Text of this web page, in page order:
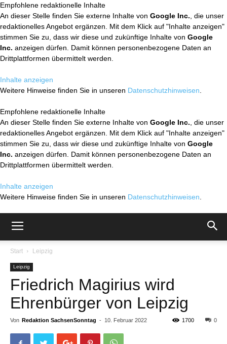
Empfohlene redaktionelle Inhalte
An dieser Stelle finden Sie externe Inhalte von Google Inc. , die unser
redaktionelles Angebot ergänzen. Mit dem Klick auf "Inhalte anzeigen"
stimmen Sie zu, dass wir diese und zukünftige Inhalte von Google
Inc. anzeigen dürfen. Damit können personenbezogene Daten an
Drittplattformen übermittelt werden.
Inhalte anzeigen
Weitere Hinweise finden Sie in unseren Datenschutzhinweisen
Empfohlene redaktionelle Inhalte
An dieser Stelle finden Sie externe Inhalte von Google Inc. , die unser
redaktionelles Angebot ergänzen. Mit dem Klick auf "Inhalte anzeigen"
stimmen Sie zu, dass wir diese und zukünftige Inhalte von Google
Inc. anzeigen dürfen. Damit können personenbezogene Daten an
Drittplattformen übermittelt werden.
Inhalte anzeigen
Weitere Hinweise finden Sie in unseren Datenschutzhinweisen
Start Leipzig
Leipzig
Friedrich Magirius wird
Ehrenbürger von Leipzig
Von Redaktion SachsenSonntag - 10. Februar 2022 0
1700